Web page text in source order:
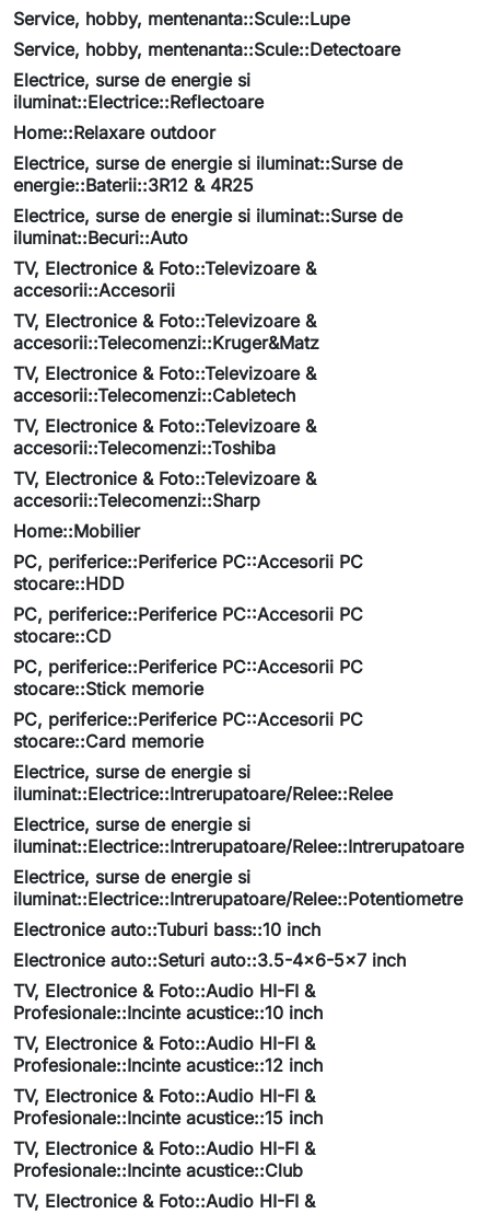
Service, hobby, mentenanta::Scule::Lupe
Service, hobby, mentenanta::Scule::Detectoare
Electrice, surse de energie si
iluminat::Electrice::Reflectoare
Home::Relaxare outdoor
Electrice, surse de energie si iluminat::Surse de
energie::Baterii::3R12 & 4R25
Electrice, surse de energie si iluminat::Surse de
iluminat::Becuri::Auto
TV, Electronice & Foto::Televizoare &
accesorii::Accesorii
TV, Electronice & Foto::Televizoare &
accesorii::Telecomenzi::Kruger&Matz
TV, Electronice & Foto::Televizoare &
accesorii::Telecomenzi::Cabletech
TV, Electronice & Foto::Televizoare &
accesorii::Telecomenzi::Toshiba
TV, Electronice & Foto::Televizoare &
accesorii::Telecomenzi::Sharp
Home::Mobilier
PC, periferice::Periferice PC::Accesorii PC
stocare::HDD
PC, periferice::Periferice PC::Accesorii PC
stocare::CD
PC, periferice::Periferice PC::Accesorii PC
stocare::Stick memorie
PC, periferice::Periferice PC::Accesorii PC
stocare::Card memorie
Electrice, surse de energie si
iluminat::Electrice::Intrerupatoare/Relee::Relee
Electrice, surse de energie si
iluminat::Electrice::Intrerupatoare/Relee::Intrerupatoare
Electrice, surse de energie si
iluminat::Electrice::Intrerupatoare/Relee::Potentiometre
Electronice auto::Tuburi bass::10 inch
Electronice auto::Seturi auto::3.5-4x6-5x7 inch
TV, Electronice & Foto::Audio HI-FI &
Profesionale::Incinte acustice::10 inch
TV, Electronice & Foto::Audio HI-FI &
Profesionale::Incinte acustice::12 inch
TV, Electronice & Foto::Audio HI-FI &
Profesionale::Incinte acustice::15 inch
TV, Electronice & Foto::Audio HI-FI &
Profesionale::Incinte acustice::Club
TV, Electronice & Foto::Audio HI-FI &